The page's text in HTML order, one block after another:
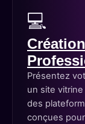
💻
Présentez
un site
des
conçues